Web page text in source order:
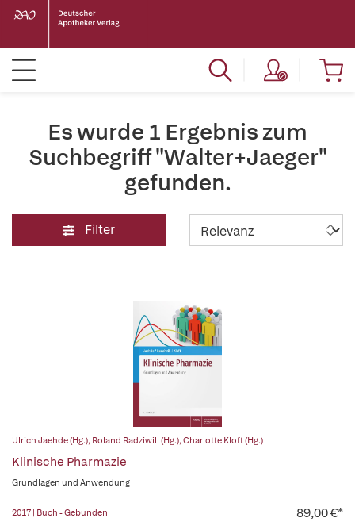
Es wurde 1 Ergebnis zum
Suchbegriff "Walter+Jaeger"
gefunden.
Filter
Ulrich Jaehde (Hg.), Roland Radziwill (Hg.),Charlotte Kloft (Hg.)
Klinische Pharmazie
Grundlagen und Anwendung
2017 | Buch - Gebunden 89,00 €*